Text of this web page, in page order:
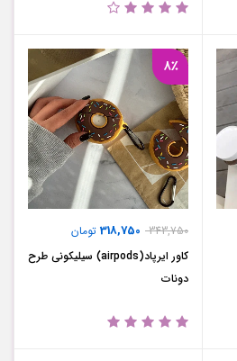
8٪
343,750
318,750 تومان
کاور ایرپاد(airpods) سیلیکونی طرح
دونات